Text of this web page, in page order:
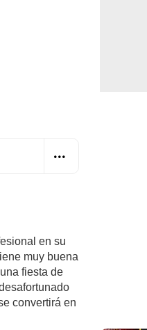
en su
muy buena
fiesta de
convertirá en